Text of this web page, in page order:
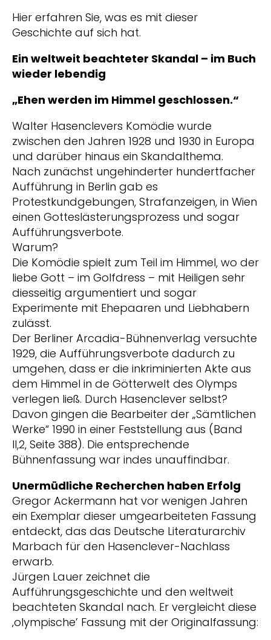
Hier erfahren Sie, was es mit dieser
Geschichte auf sich hat.
Ein weltweit beachteter Skandal – im Buch
wieder lebendig
„Ehen werden im Himmel geschlossen.“
Walter Hasenclevers Komödie wurde
zwischen den Jahren 1928 und 1930 in Europa
und darüber hinaus ein Skandalthema.
Nach zunächst ungehinderter hundertfacher
Aufführung in Berlin gab es
Protestkundgebungen, Strafanzeigen, in Wien
einen Gotteslästerungsprozess und sogar
Aufführungsverbote.
Warum?
Die Komödie spielt zum Teil im Himmel, wo der
liebe Gott – im Golfdress – mit Heiligen sehr
diesseitig argumentiert und sogar
Experimente mit Ehepaaren und Liebhabern
zulässt.
Der Berliner Arcadia-Bühnenverlag versuchte
1929, die Aufführungsverbote dadurch zu
umgehen, dass er die inkriminierten Akte aus
dem Himmel in de Götterwelt des Olymps
verlegen ließ. Durch Hasenclever selbst?
Davon gingen die Bearbeiter der „Sämtlichen
Werke“ 1990 in einer Feststellung aus (Band
II,2, Seite 388). Die entsprechende
Bühnenfassung war indes unauffindbar.
Unermüdliche Recherchen haben Erfolg
Gregor Ackermann hat vor wenigen Jahren
ein Exemplar dieser umgearbeiteten Fassung
entdeckt, das das Deutsche Literaturarchiv
Marbach für den Hasenclever-Nachlass
erwarb.
Jürgen Lauer zeichnet die
Aufführungsgeschichte und den weltweit
beachteten Skandal nach. Er vergleicht diese
‚olympische’ Fassung mit der Originalfassung: